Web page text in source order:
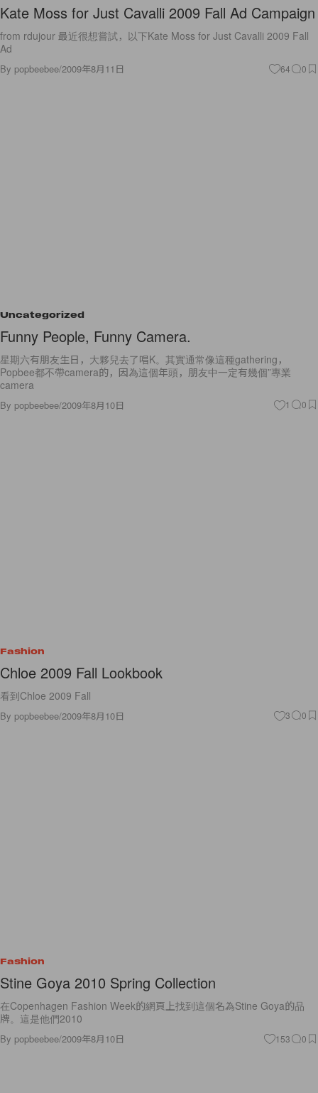
Kate Moss for Just Cavalli 2009 Fall Ad Campaign
from rdujour 最近很想嘗試，以下Kate Moss for Just Cavalli 2009 Fall
Ad
By popbeebee/2009年8月11日 64 0
Uncategorized
Funny People, Funny Camera.
星期六有朋友生日，大夥兒去了唱K。其實通常像這種gathering，
Popbee都不帶camera的，因為這個年頭，朋友中一定有幾個”專業
camera
By popbeebee/2009年8月10日 1 0
Fashion
Chloe 2009 Fall Lookbook
看到Chloe 2009 Fall
By popbeebee/2009年8月10日 3 0
Fashion
Stine Goya 2010 Spring Collection
在Copenhagen Fashion Week的網頁上找到這個名為Stine Goya的品
牌。這是他們2010
By popbeebee/2009年8月10日 153 0